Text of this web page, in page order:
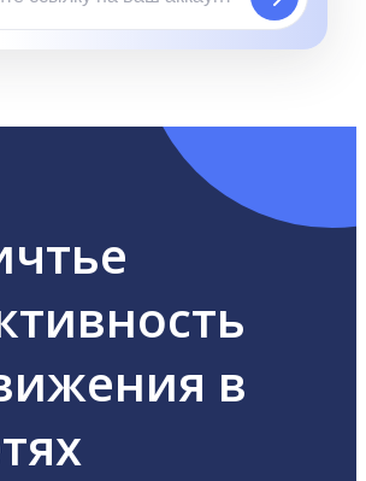
в